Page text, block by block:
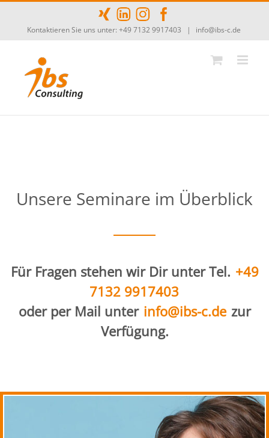
Inhalt
springen
Kontaktieren Sie uns unter: +49 7132 9917403 | info@ibs-c.de
Unsere Seminare im Überblick
Für Fragen stehen wir Dir unter Tel. +49
7132 9917403
oder per Mail unter info@ibs-c.de zur
Verfügung.